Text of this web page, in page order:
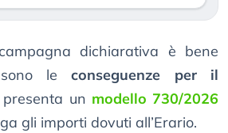
dichiarativa è bene
sono leconseguenze per il
presenta un modello 730/2026
gli importi dovuti all’Erario.